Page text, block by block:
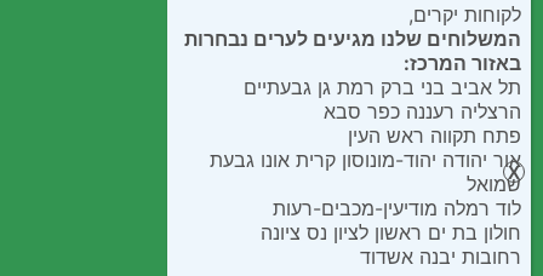
לקוחות יקרים,
המשלוחים שלנו מגיעים לערים נבחרות
באזור המרכז:
תל אביב בני ברק רמת גן גבעתיים
הרצליה רעננה כפר סבא
פתח תקווה ראש העין
אור יהודה יהוד-מונוסון קרית אונו גבעת
שמואל
לוד רמלה מודיעין-מכבים-רעות
חולון בת ים ראשון לציון נס ציונה
רחובות יבנה אשדוד